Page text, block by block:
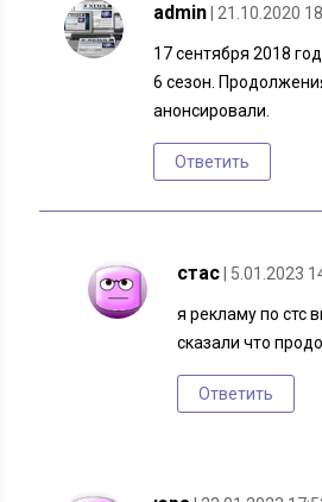
admin | 21.10.2020
17 сентября 2018
6 сезон.
анонсировали.
Ответить
стас | 5.01.2023
я рекламу по стс
сказали что
Ответить